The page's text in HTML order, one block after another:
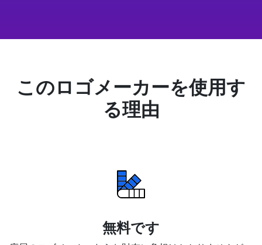
このロゴメーカーを使用す
る理由
無料です